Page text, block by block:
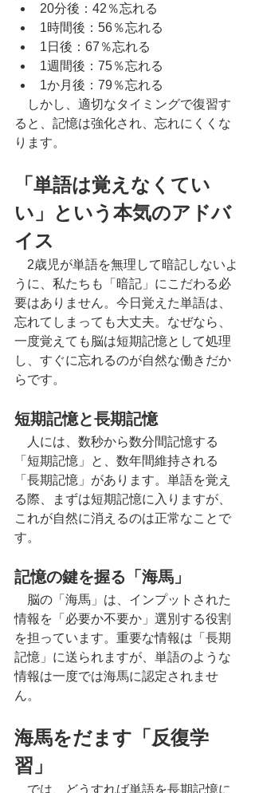
20分後：42％忘れる
1時間後：56％忘れる
1日後：67％忘れる
1週間後：75％忘れる
1か月後：79％忘れる
しかし、適切なタイミングで復習す
ると、記憶は強化され、忘れにくくな
ります。
「単語は覚えなくてい
い」という本気のアドバ
イス
2歳児が単語を無理して暗記しないよ
うに、私たちも「暗記」にこだわる必
要はありません。今日覚えた単語は、
忘れてしまっても大丈夫。なぜなら、
一度覚えても脳は短期記憶として処理
し、すぐに忘れるのが自然な働きだか
らです。
短期記憶と長期記憶
人には、数秒から数分間記憶する
「短期記憶」と、数年間維持される
「長期記憶」があります。単語を覚え
る際、まずは短期記憶に入りますが、
これが自然に消えるのは正常なことで
す。
記憶の鍵を握る「海馬」
脳の「海馬」は、インプットされた
情報を「必要か不要か」選別する役割
を担っています。重要な情報は「長期
記憶」に送られますが、単語のような
情報は一度では海馬に認定されませ
ん。
海馬をだます「反復学
習」
では、どうすれば単語を長期記憶に